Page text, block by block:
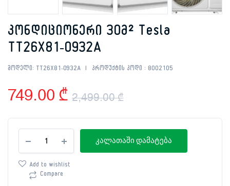
კონდიციონერი 30მ² Tesla
TT26X81-0932A
მოდელი: TT26X81-0932A პროდუქტის კოდი : 8002105
2,499.00₾
Original
price
749.00 ₾
Current
price
კონდიციონერი
30მ²
Tesla
TT26X81-
0932A
კალათაში დამატება
Add to wishlist
Compare